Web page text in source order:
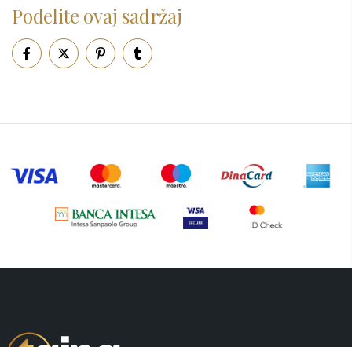
Ogledalo (6)
Parfemi (601)
Putni program (50)
Šminka
Uncategorized (1)
Podelite ovaj sadržaj